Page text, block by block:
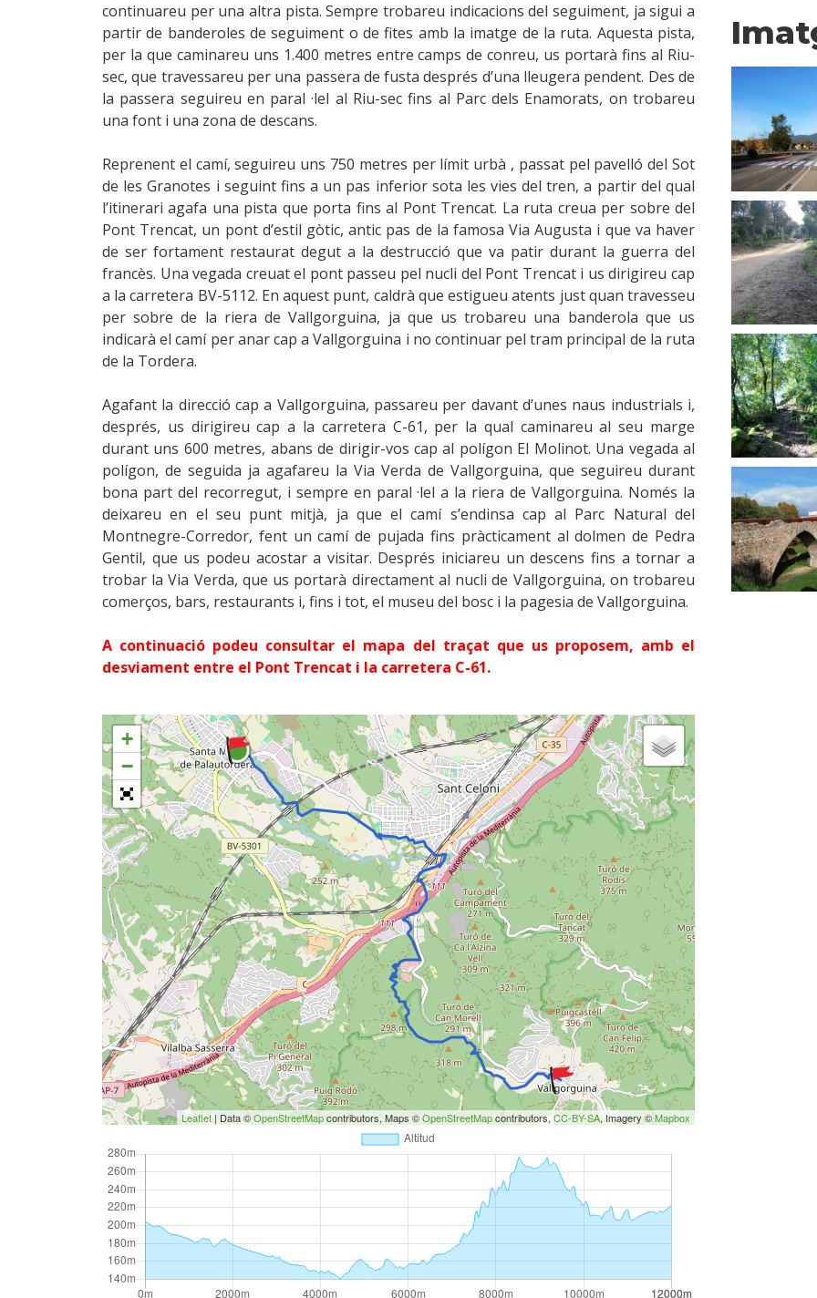
continuareu per una altra pista. Sempre trobareu indicacions del seguiment, ja sigui a
partir de banderoles de seguiment o de fites amb la imatge de la ruta. Aquesta pista,
per la que caminareu uns 1.400 metres entre camps de conreu, us portarà fins al Riu-
sec, que travessareu per una passera de fusta després d’una lleugera pendent. Des de
la passera seguireu en paral ·lel al Riu-sec fins al Parc dels Enamorats, on trobareu
una font i una zona de descans.
Reprenent el camí, seguireu uns 750 metres per límit urbà , passat pel pavelló del Sot
de les Granotes i seguint fins a un pas inferior sota les vies del tren, a partir del qual
l’itinerari agafa una pista que porta fins al Pont Trencat. La ruta creua per sobre del
Pont Trencat, un pont d’estil gòtic, antic pas de la famosa Via Augusta i que va haver
de ser fortament restaurat degut a la destrucció que va patir durant la guerra del
francès. Una vegada creuat el pont passeu pel nucli del Pont Trencat i us dirigireu cap
a la carretera BV-5112. En aquest punt, caldrà que estigueu atents just quan travesseu
per sobre de la riera de Vallgorguina, ja que us trobareu una banderola que us
indicarà el camí per anar cap a Vallgorguina i no continuar pel tram principal de la ruta
de la Tordera.
Agafant la direcció cap a Vallgorguina, passareu per davant d’unes naus industrials i,
després, us dirigireu cap a la carretera C-61, per la qual caminareu al seu marge
durant uns 600 metres, abans de dirigir-vos cap al polígon El Molinot. Una vegada al
polígon, de seguida ja agafareu la Via Verda de Vallgorguina, que seguireu durant
bona part del recorregut, i sempre en paral ·lel a la riera de Vallgorguina. Només la
deixareu en el seu punt mitjà, ja que el camí s’endinsa cap al Parc Natural del
Montnegre-Corredor, fent un camí de pujada fins pràcticament al dolmen de Pedra
Gentil, que us podeu acostar a visitar. Després iniciareu un descens fins a tornar a
trobar la Via Verda, que us portarà directament al nucli de Vallgorguina, on trobareu
comerços, bars, restaurants i, fins i tot, el museu del bosc i la pagesia de Vallgorguina.
A continuació podeu consultar el mapa del traçat que us proposem, amb el
desviament entre el Pont Trencat i la carretera C-61.
+
−
Leaflet| Data ©OpenStreetMapcontributors, Maps ©OpenStreetMapcontributors,CC-BY-SA, Imagery ©Mapbox